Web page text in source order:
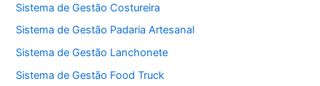
Sistema de Gestão Costureira
Sistema de Gestão Padaria Artesanal
Sistema de Gestão Lanchonete
Sistema de Gestão Food Truck